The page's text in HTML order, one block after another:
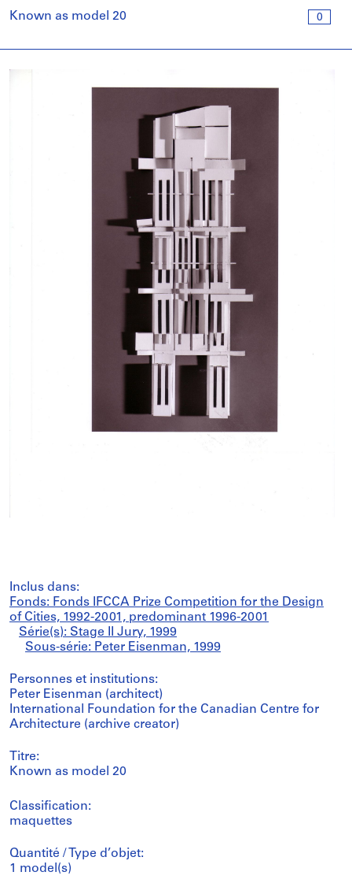
0
Known as model 20
Inclus dans:
Fonds: Fonds IFCCA Prize Competition for the Design
of Cities, 1992-2001, predominant 1996-2001
Série(s): Stage II Jury, 1999
Sous-série: Peter Eisenman, 1999
Personnes et institutions:
Peter Eisenman (architect)
International Foundation for the Canadian Centre for
Architecture (archive creator)
Titre:
Known as model 20
Classification:
maquettes
Quantité / Type d’objet:
1 model(s)